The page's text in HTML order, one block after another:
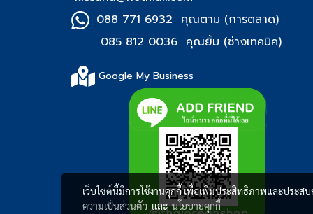
088 771 6932 คุณตาม (การตลาด)
085 812 0036 คุณยิ้ม (ช่างเทคนิค)
Google My Business
เว็บไซต์นี้มีการใช้งานคุกกี้ เพื่อเพิ่มประสิทธิภาพและประส
ความเป็นส่วนตัว และนโยบายคุกกี้